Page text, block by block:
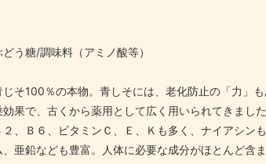
う糖/調味料（アミノ酸等）
そ100％の本物。青しそには、老化防止の「力」
果で、古くから薬用として広く用いられてきまし
、Ｂ６、ビタミンＣ、Ｅ、Ｋも多く、ナイアシン
亜鉛なども豊富。人体に必要な成分がほとんど含